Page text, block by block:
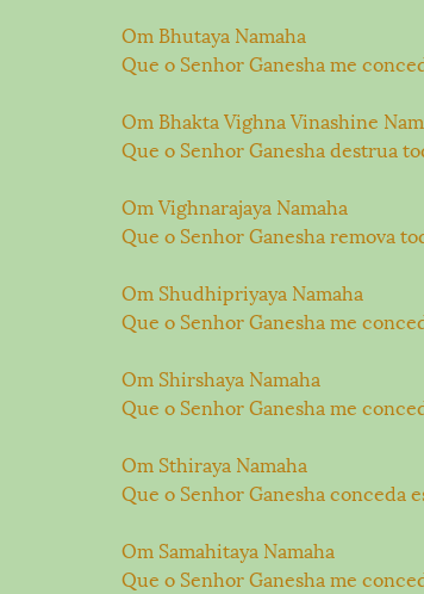
Om Bhutaya Namaha
Que o Senhor Ganesha me
Om Bhakta Vighna Vinashine
Que o Senhor Ganesha destrua
Om Vighnarajaya Namaha
Que o Senhor Ganesha remova
Om Shudhipriyaya Namaha
Que o Senhor Ganesha me
Om Shirshaya Namaha
Que o Senhor Ganesha me
Om Sthiraya Namaha
Que o Senhor Ganesha conceda
Om Samahitaya Namaha
Que o Senhor Ganesha me